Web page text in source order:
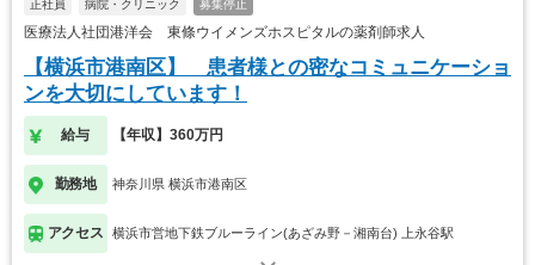
正社員 病院・クリニック 募集停止
医療法人社団港洋会 東條ウイメンズホスピタルの薬剤師求人
【横浜市港南区】 患者様との密なコミュニケーショ
ンを大切にしています！
給与 【年収】360万円
勤務地 神奈川県 横浜市港南区
アクセス 横浜市営地下鉄ブルーライン(あざみ野－湘南台) 上永谷駅